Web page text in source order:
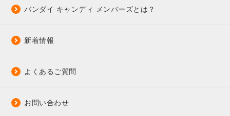
バンダイ キャンディ メンバーズとは？
新着情報
よくあるご質問
お問い合わせ